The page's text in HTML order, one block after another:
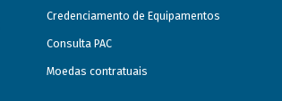
Credenciamento de Equipamentos
Consulta PAC
Moedas contratuais